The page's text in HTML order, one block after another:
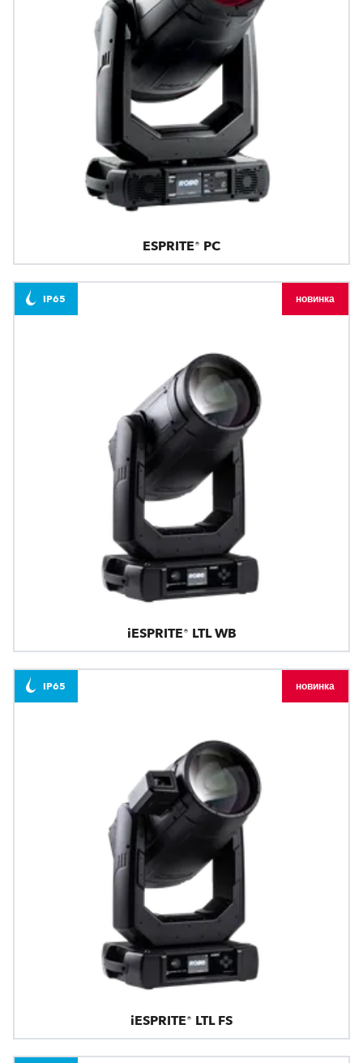
ESPRITE® PC
iESPRITE® LTL WB
IP65 новинка
iESPRITE® LTL FS
IP65 новинка